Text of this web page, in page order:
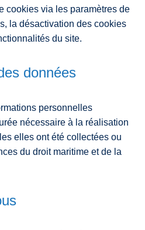
cookies via les paramètres de
la désactivation des cookies
du site.
données
personnelles
nécessaire à la réalisation
elles ont été collectées ou
du droit maritime et de la